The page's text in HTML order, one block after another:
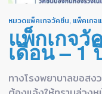
หมวดแพ็คเกจวัคซีน, แพ็คเกจ
แพ็กเกจวั
เดือน – 1
ทางโรงพยาบาลขอสง